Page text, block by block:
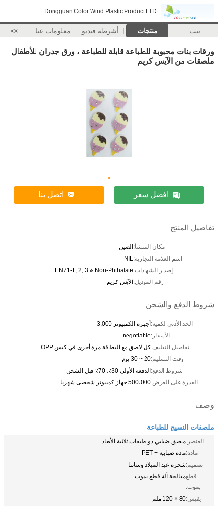
Dongguan Color Wind Plastic Product.LTD
بيت منتجات أشرطة فيديو معلومات عنا >>
ورقات بنات محبوبة للطباعة قابلة للطباعة ، ورق جدران للأطفال
ملصقات من الآيس كريم
افضل سعر اتصل بنا
تفاصيل المنتج
مكان المنشأ:الصين
اسم العلامة التجارية:NIL
إصدار الشهادات:EN71-1, 2, 3 & Non-Phthalate
رقم الموديل:الآيس كريم
شروط الدفع والشحن
الحد الأدنى لكمية:أجهزة الكمبيوتر 3,000
الأسعار:negotiable
تفاصيل التغليف:كل لاصق مع البطاقة مرة أخرى في كيس OPP
وقت التسليم:20 ~ 30 يوم
شروط الدفع:الدفعة الأولى 30٪، 70٪ قبل الشحن
القدرة على العرض:500،000 جهاز كمبيوتر شخصى شهريا
وصف
ملصقات النسيج للطباعة
العنصر:ملصق ضبابي ذو طبقات ثلاثية الأبعاد
مادة:مادة ضبابية + PET
تصميم:شجرة عيد الميلاد وسانتا
قطع
يموت:
معالجة آلة قطع يموت
يقيس:80 × 120 ملم